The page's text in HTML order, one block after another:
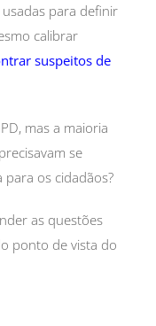
para definir
calibrar
suspeitos de
mas a maioria
se
os cidadãos?
as questões
ponto de vista do